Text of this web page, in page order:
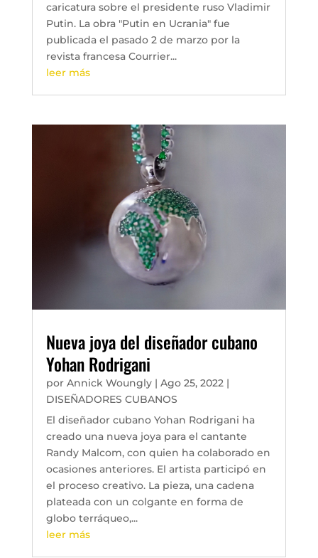
caricatura sobre el presidente ruso Vladimir
Putin. La obra "Putin en Ucrania" fue
publicada el pasado 2 de marzo por la
revista francesa Courrier...
leer más
Nueva joya del diseñador cubano
Yohan Rodrigani
por Annick Woungly| Ago 25, 2022|
DISEÑADORES CUBANOS
El diseñador cubano Yohan Rodrigani ha
creado una nueva joya para el cantante
Randy Malcom, con quien ha colaborado en
ocasiones anteriores. El artista participó en
el proceso creativo. La pieza, una cadena
plateada con un colgante en forma de
globo terráqueo,...
leer más